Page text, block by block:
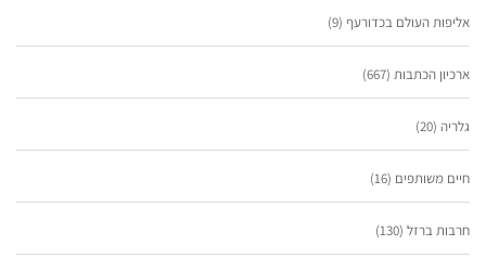
אליפות העולם בכדורעף (9)
ארכיון הכתבות (667)
גלריה (20)
חיים משותפים (16)
חרבות ברזל (130)